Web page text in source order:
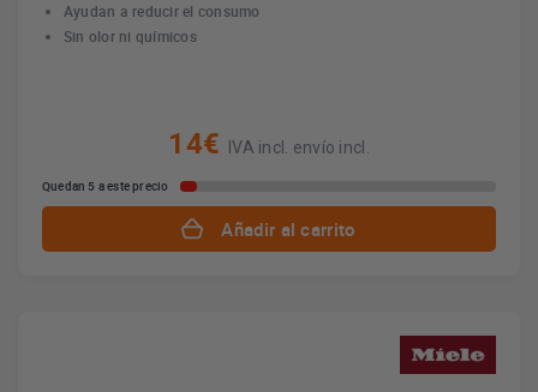
Ayudan a reducir el consumo
Sin olor ni químicos
14€ IVA incl. envío incl.
Quedan 5 a este precio
Añadir al carrito